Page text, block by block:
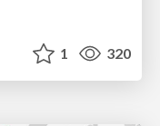
1 320